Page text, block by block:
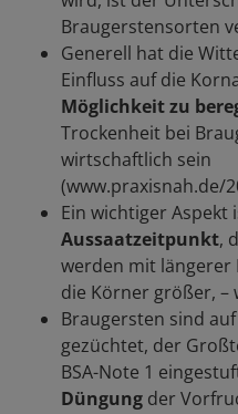
Braugerstensorten
Generell hat die
Einfluss auf die
Möglichkeit zu
Trockenheit bei
wirtschaftlich sein
(www.praxisnah.de/
Ein wichtiger Aspekt
Aussaatzeitpunkt,
werden mit längerer
die Körner größer, –
Braugersten sind
gezüchtet, der
BSA-Note 1
Düngung der